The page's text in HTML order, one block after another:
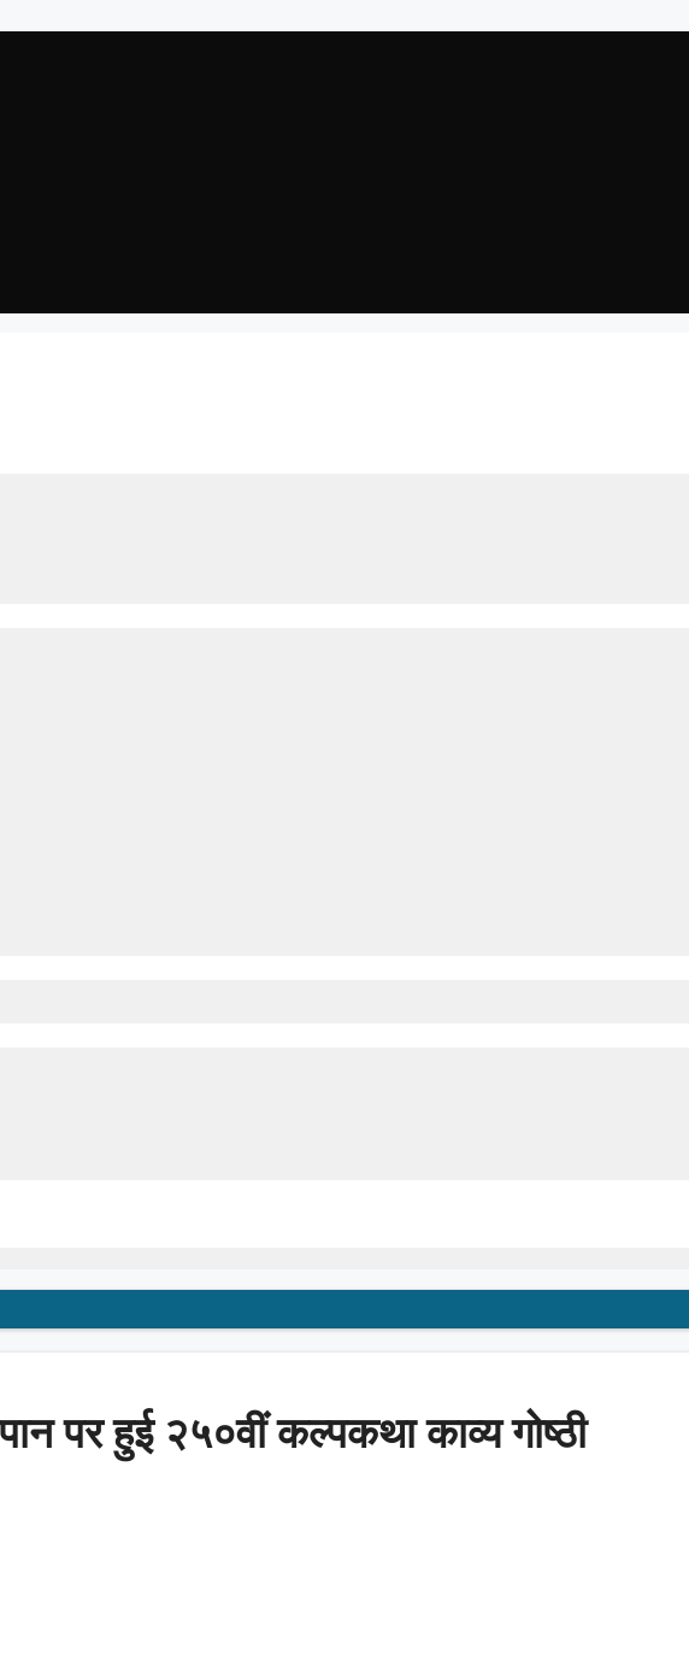
पर हुई २५०वीं कल्पकथा काव्य गोष्ठी